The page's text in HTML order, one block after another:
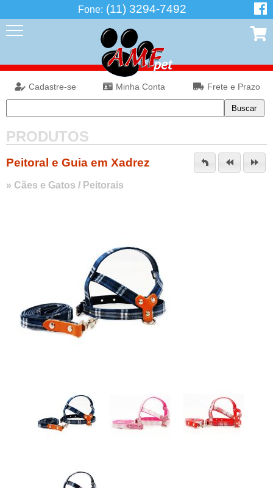
Fone: (11) 3294-7492
Cadastre-se Minha Conta Frete e Prazo
PRODUTOS
Peitoral e Guia em Xadrez
» Cães e Gatos / Peitorais